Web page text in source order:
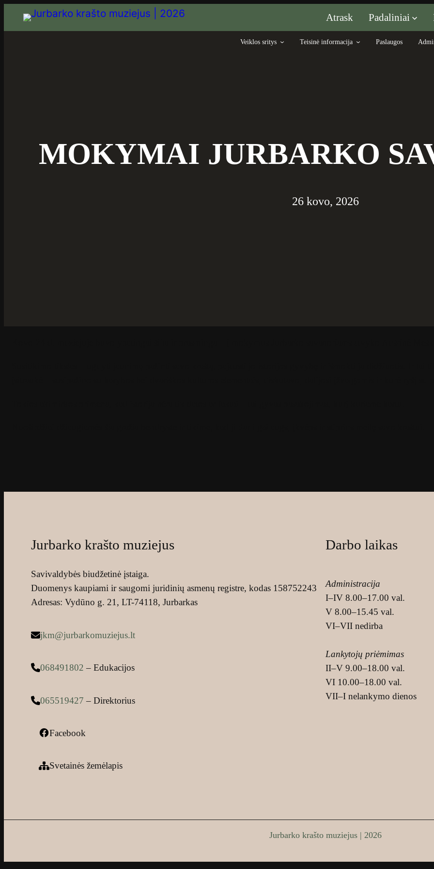
Atrask Padaliniai
Veiklos sritys Teisinė informacija Paslaugos
MOKYMAI JURBARKO
26 kovo, 2026
Jurbarko krašto muziejus
Savivaldybės biudžetinė įstaiga.
Duomenys kaupiami ir saugomi juridinių asmenų registre, kodas 158752243
Adresas: Vydūno g. 21, LT-74118, Jurbarkas
jkm@jurbarkomuziejus.lt
068491802 – Edukacijos
065519427 – Direktorius
Facebook
Svetainės žemėlapis
Darbo laikas
Administracija
I–IV 8.00–17.00 val.
V 8.00–15.45 val.
VI–VII nedirba
Lankytojų priėmimas
II–V 9.00–18.00 val.
VI 10.00–18.00 val.
VII–I nelankymo dienos
Jurbarko krašto muziejus | 2026